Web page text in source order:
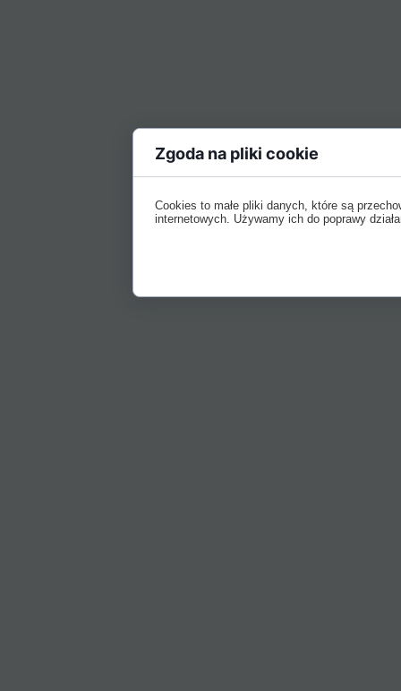
Zgoda na pliki cookie
Cookies to małe pliki danych, które są
internetowych. Używamy ich do poprawy